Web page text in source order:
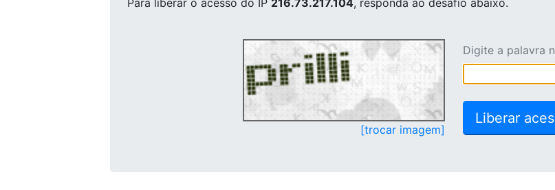
Para liberar o acesso do IP 216.73.217.104, responda ao desafio abaixo.
[trocar imagem]
Digite a palavra